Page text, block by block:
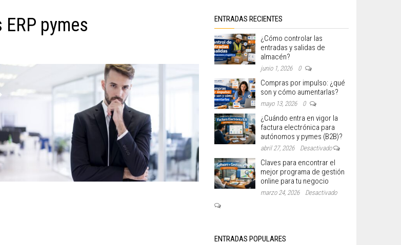
pymes ENTRADAS RECIENTES
¿Cómo controlar las
entradas y salidas de
almacén?
junio 1, 2026 0
Compras por impulso: ¿qué
son y cómo aumentarlas?
mayo 13, 2026 0
¿Cuándo entra en vigor la
factura electrónica para
autónomos y pymes (B2B)?
abril 27, 2026 Desactivado
Claves para encontrar el
mejor programa de gestión
online para tu negocio
marzo 24, 2026 Desactivado
ENTRADAS POPULARES